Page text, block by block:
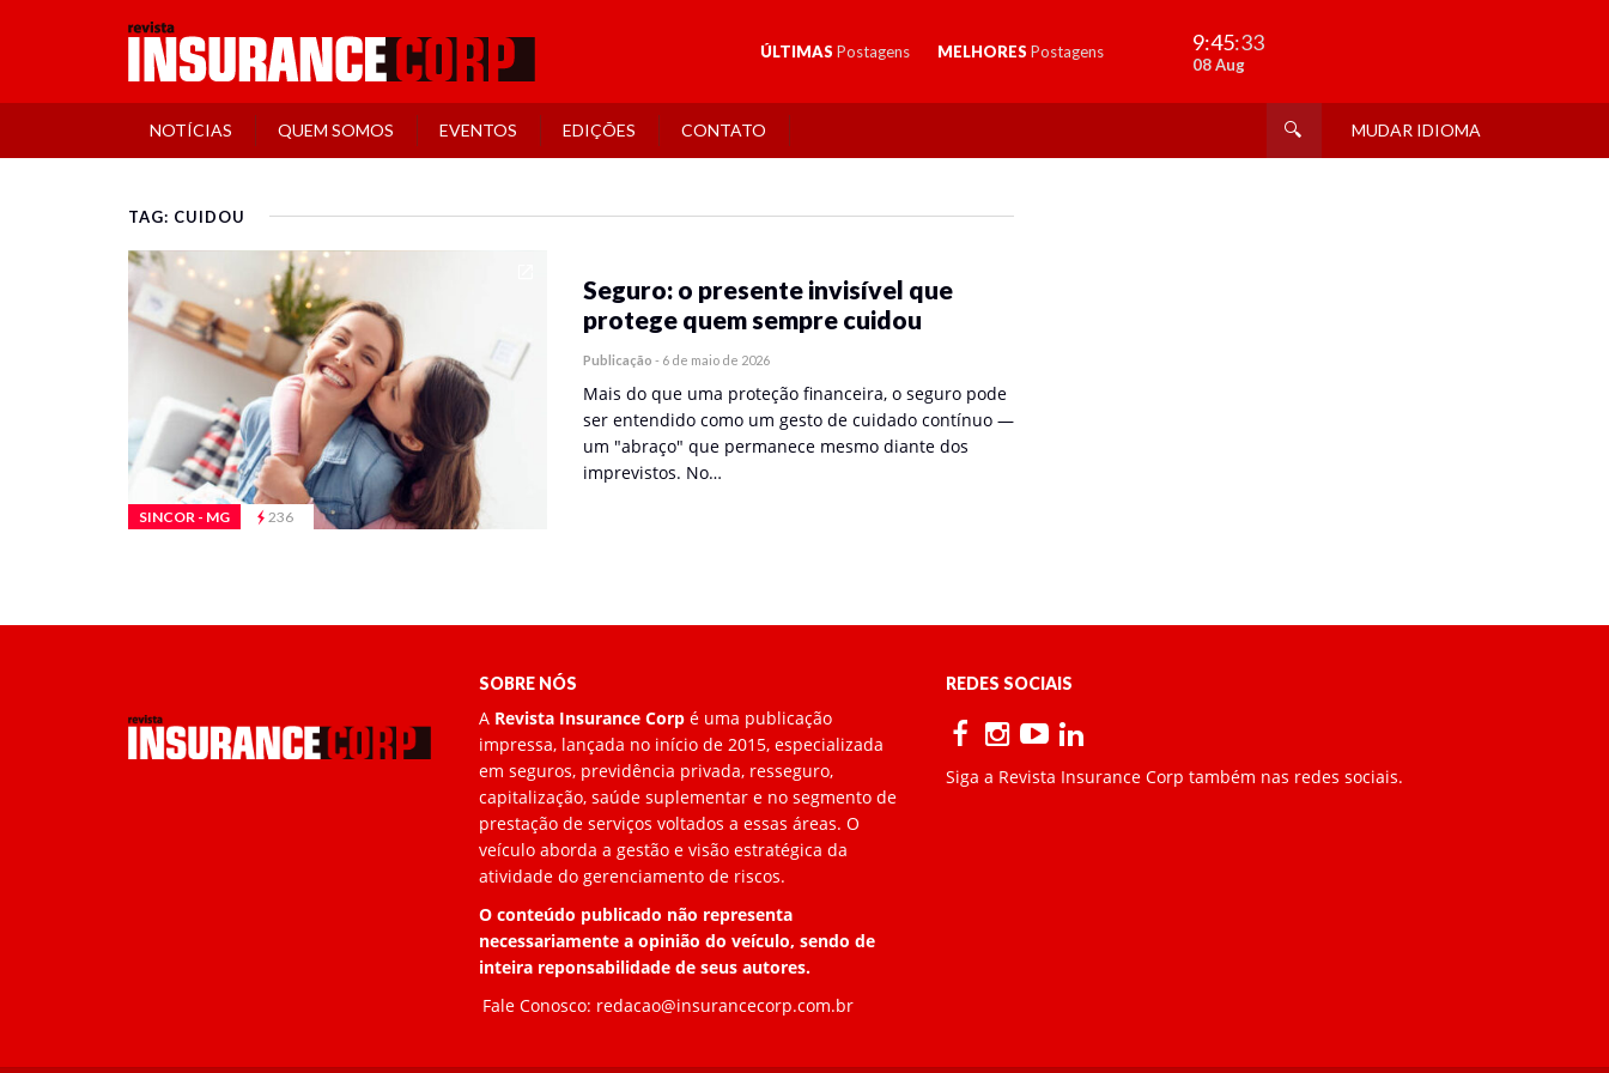
ÚLTIMAS Postagens MELHORES Postagens 9:45:34
08 Aug
NOTÍCIAS QUEM SOMOS EVENTOS EDIÇÕES CONTATO MUDAR IDIOMA
TAG: CUIDOU
SINCOR - MG 236
Seguro: o presente invisível que
protege quem sempre cuidou
Publicação - 6 de maio de 2026
Mais do que uma proteção financeira, o seguro pode
ser entendido como um gesto de cuidado contínuo —
um "abraço" que permanece mesmo diante dos
imprevistos. No…
SOBRE NÓS
A Revista Insurance Corpé uma publicação
impressa, lançada no início de 2015, especializada
em seguros, previdência privada, resseguro,
capitalização, saúde suplementar e no segmento de
prestação de serviços voltados a essas áreas. O
veículo aborda a gestão e visão estratégica da
atividade do gerenciamento de riscos.
O conteúdo publicado não representa
necessariamente a opinião do veículo, sendo de
inteira reponsabilidade de seus autores.
Fale Conosco: redacao@insurancecorp.com.br
REDES SOCIAIS
Siga a Revista Insurance Corp também nas redes sociais.